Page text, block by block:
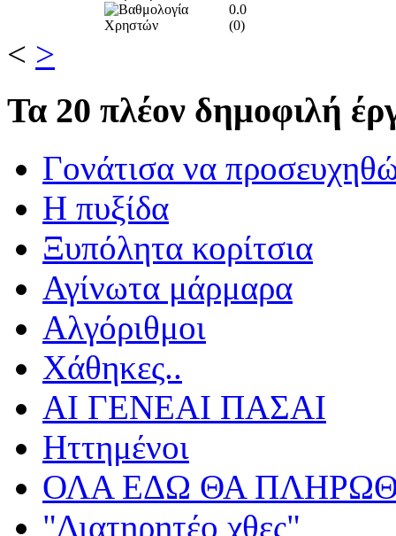
0.0
(0)
< >
Τα 20 πλέον δημοφιλή
Γονάτισα να
Η πυξίδα
Ξυπόλητα κορίτσια
Αγίνωτα μάρμαρα
Αλγόριθμοι
Χάθηκες..
ΑΙ ΓΕΝΕΑΙ ΠΑΣΑΙ
Ηττημένοι
ΟΛΑ ΕΔΩ ΘΑ
"Διατηρητέο χθες"